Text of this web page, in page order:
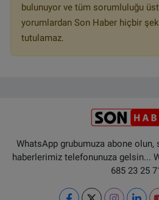
bulunuyor ve tüm sorumluluğu
yorumlardan Son Haber hiçbir
tutulamaz.
WhatsApp grubumuza abone olun,
haberlerimiz telefonunuza gelsin...
685 23 25